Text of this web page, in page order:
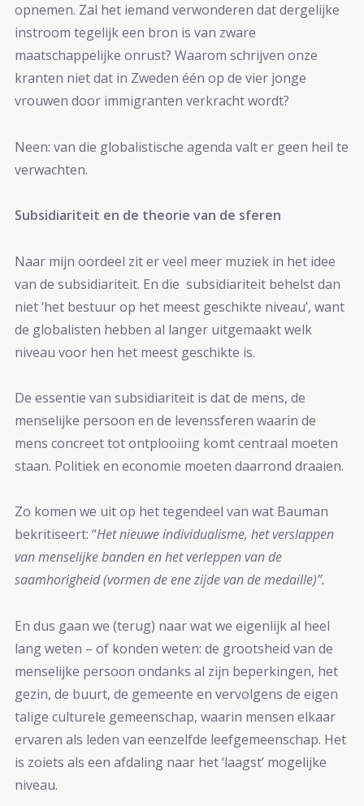
opnemen. Zal het iemand verwonderen dat dergelijke
instroom tegelijk een bron is van zware
maatschappelijke onrust? Waarom schrijven onze
kranten niet dat in Zweden één op de vier jonge
vrouwen door immigranten verkracht wordt?
Neen: van die globalistische agenda valt er geen heil te
verwachten.
Subsidiariteit en de theorie van de sferen
Naar mijn oordeel zit er veel meer muziek in het idee
van de subsidiariteit. En die subsidiariteit behelst dan
niet ‘het bestuur op het meest geschikte niveau’, want
de globalisten hebben al langer uitgemaakt welk
niveau voor hen het meest geschikte is.
De essentie van subsidiariteit is dat de mens, de
menselijke persoon en de levenssferen waarin de
mens concreet tot ontplooiing komt centraal moeten
staan. Politiek en economie moeten daarrond draaien.
Zo komen we uit op het tegendeel van wat Bauman
bekritiseert: “Het nieuwe individualisme, het verslappen
van menselijke banden en het verleppen van de
saamhorigheid (vormen de ene zijde van de medaille)”.
En dus gaan we (terug) naar wat we eigenlijk al heel
lang weten – of konden weten: de grootsheid van de
menselijke persoon ondanks al zijn beperkingen, het
gezin, de buurt, de gemeente en vervolgens de eigen
talige culturele gemeenschap, waarin mensen elkaar
ervaren als leden van eenzelfde leefgemeenschap. Het
is zoiets als een afdaling naar het ‘laagst’ mogelijke
niveau.